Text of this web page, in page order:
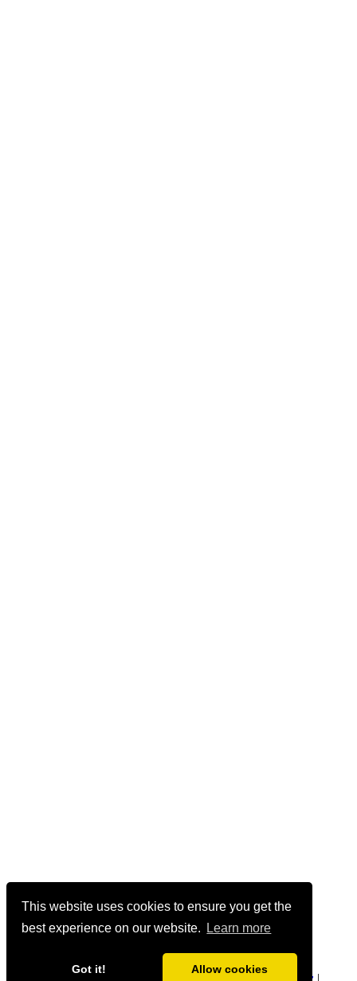
This website uses cookies to ensure you get the
best experience on our website.
Learn more
Got it! Allow cookies
Privacy |